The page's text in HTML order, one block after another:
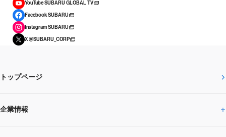
YouTube SUBARU GLOBAL TV
Facebook SUBARU
Instagram SUBARU
X @SUBARU_CORP
トップページ
企業情報